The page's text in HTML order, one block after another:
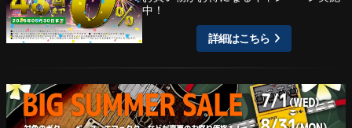
中！
詳細はこちら